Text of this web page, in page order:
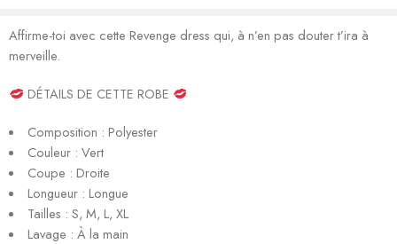
basé
sur
notation
client
Affirme-toi avec cette Revenge dress qui, à n’en pas douter t’ira à
merveille.
DÉTAILS DE CETTE ROBE
Composition : Polyester
Couleur : Vert
Coupe : Droite
Longueur : Longue
Tailles : S, M, L, XL
Lavage : À la main